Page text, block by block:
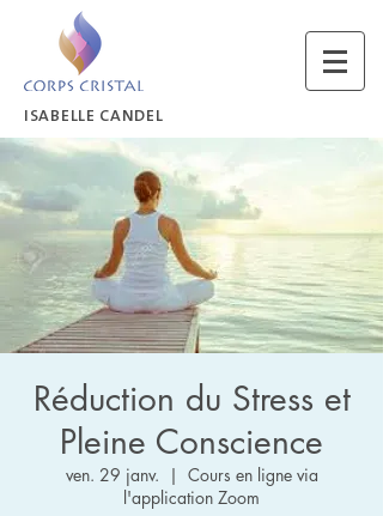
ISABELLE CANDEL
Réduction du Stress et
Pleine Conscience
ven. 29 janv.
  |
Cours en ligne via
l'application Zoom